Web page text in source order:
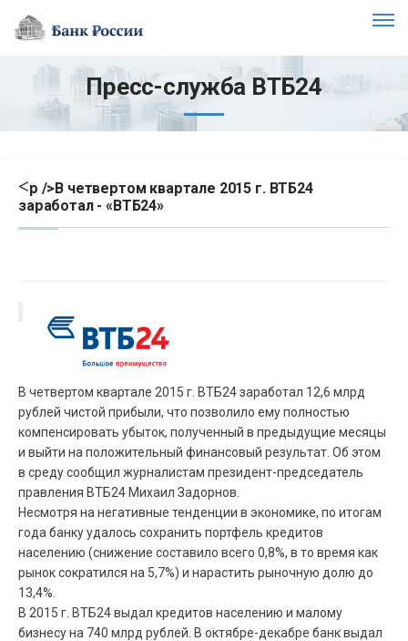
Пресс-служба ВТБ24
<p />В четвертом квартале 2015 г. ВТБ24
заработал - «ВТБ24»
В четвертом квартале 2015 г. ВТБ24 заработал 12,6 млрд
рублей чистой прибыли, что позволило ему полностью
компенсировать убыток, полученный в предыдущие месяцы
и выйти на положительный финансовый результат. Об этом
в среду сообщил журналистам президент-председатель
правления ВТБ24 Михаил Задорнов.
Несмотря на негативные тенденции в экономике, по итогам
года банку удалось сохранить портфель кредитов
населению (снижение составило всего 0,8%, в то время как
рынок сократился на 5,7%) и нарастить рыночную долю до
13,4%.
В 2015 г. ВТБ24 выдал кредитов населению и малому
бизнесу на 740 млрд рублей. В октябре-декабре банк выдал